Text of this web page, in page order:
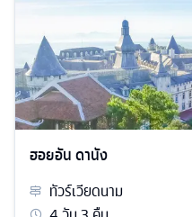
ฮอยอัน ดานัง
ทัวร์เวียดนาม